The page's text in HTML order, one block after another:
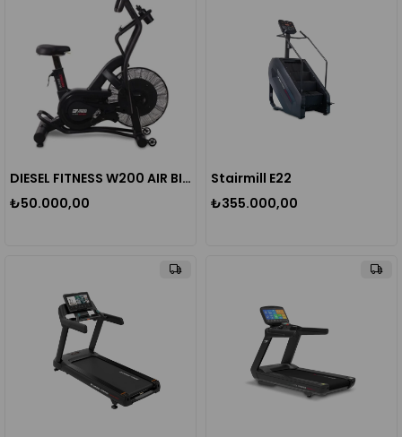
DIESEL FITNESS W200 AIR BIKE
₺50.000,00
Stairmill E22
₺355.000,00